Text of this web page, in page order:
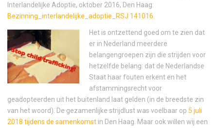
Interlandelijke Adoptie, oktober 2016, Den Haag:
Bezinning_interlandelijke_adoptie_RSJ 141016.
Het is ontzettend goed om te zien dat
er in Nederland meerdere
belangengroepen zijn die strijden voor
hetzelfde belang: dat de Nederlandse
Staat haar fouten erkent en het
afstammingsrecht voor
geadopteerden uit het buitenland laat gelden (in de breedste zin
van het woord). De gezamenlijke strijdlust was voelbaar op 5 juli
2018 tijdens de samenkomst in Den Haag. Maar ook willen wij een